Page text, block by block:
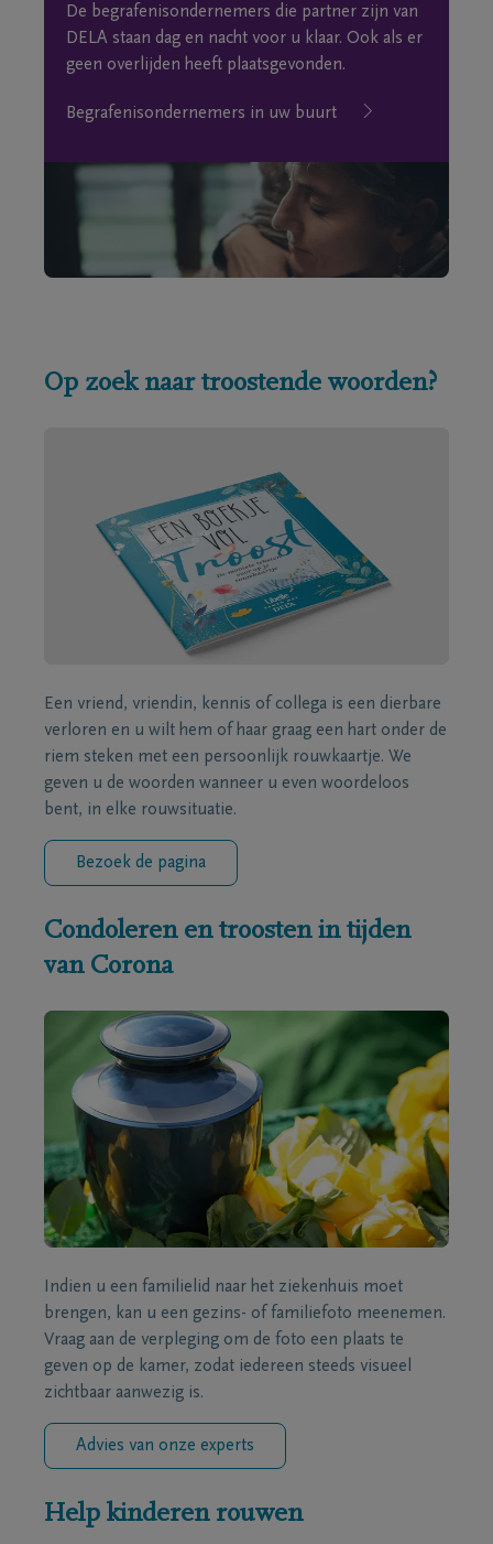
De begrafenisondernemers die partner zijn van
DELA staan dag en nacht voor u klaar. Ook als er
geen overlijden heeft plaatsgevonden.
Begrafenisondernemers in uw buurt
Op zoek naar troostende woorden?
Een vriend, vriendin, kennis of collega is een dierbare
verloren en u wilt hem of haar graag een hart onder de
riem steken met een persoonlijk rouwkaartje. We
geven u de woorden wanneer u even woordeloos
bent, in elke rouwsituatie.
Bezoek de pagina
Condoleren en troosten in tijden
van Corona
Indien u een familielid naar het ziekenhuis moet
brengen, kan u een gezins- of familiefoto meenemen.
Vraag aan de verpleging om de foto een plaats te
geven op de kamer, zodat iedereen steeds visueel
zichtbaar aanwezig is.
Advies van onze experts
Help kinderen rouwen